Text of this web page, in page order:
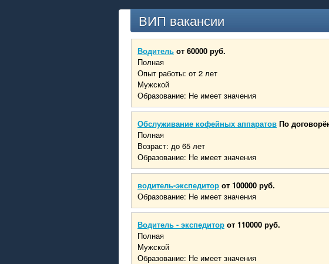
ВИП вакансии
Водитель от 60000 руб.
Полная
Опыт работы: от 2 лет
Мужской
Образование: Не имеет значения
Обслуживание кофейных аппаратов По
Полная
Возраст: до 65 лет
Образование: Не имеет значения
водитель-экспедитор от 100000 руб.
Образование: Не имеет значения
Водитель - экспедитор от 110000 руб.
Полная
Мужской
Образование: Не имеет значения